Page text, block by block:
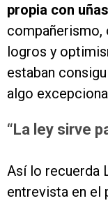
propia con
logros y
estaban
algo
“La ley sirve
Así lo recuerda
entrevista en el